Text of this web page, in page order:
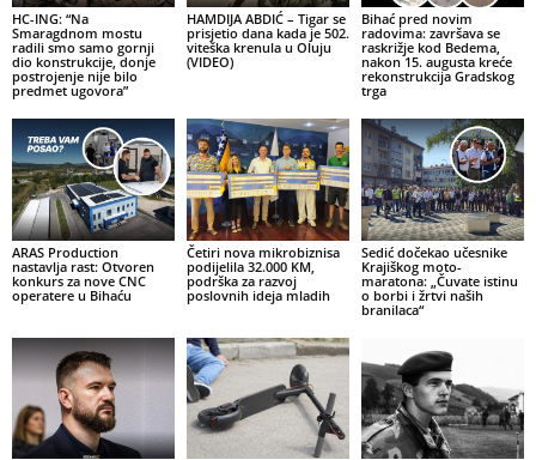
HC-ING: “Na
Smaragdnom mostu
radili smo samo gornji
dio konstrukcije, donje
postrojenje nije bilo
predmet ugovora”
HAMDIJA ABDIĆ – Tigar se
prisjetio dana kada je 502.
viteška krenula u Oluju
(VIDEO)
Bihać pred novim
radovima: završava se
raskrižje kod Bedema,
nakon 15. augusta kreće
rekonstrukcija Gradskog
trga
ARAS Production
nastavlja rast: Otvoren
konkurs za nove CNC
operatere u Bihaću
Četiri nova mikrobiznisa
podijelila 32.000 KM,
podrška za razvoj
poslovnih ideja mladih
Sedić dočekao učesnike
Krajiškog moto-
maratona: „Čuvate istinu
o borbi i žrtvi naših
branilaca“